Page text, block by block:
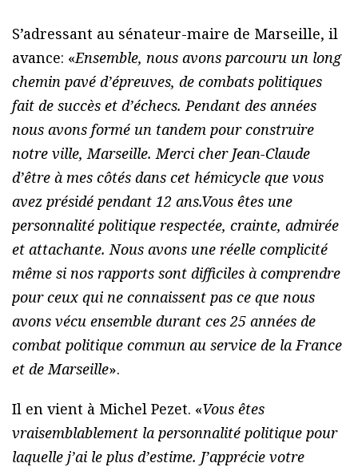
S’adressant au sénateur-maire de Marseille, il
avance: «Ensemble, nous avons parcouru un long
chemin pavé d’épreuves, de combats politiques
fait de succès et d’échecs. Pendant des années
nous avons formé un tandem pour construire
notre ville, Marseille. Merci cher Jean-Claude
d’être à mes côtés dans cet hémicycle que vous
avez présidé pendant 12 ans.Vous êtes une
personnalité politique respectée, crainte, admirée
et attachante. Nous avons une réelle complicité
même si nos rapports sont difficiles à comprendre
pour ceux qui ne connaissent pas ce que nous
avons vécu ensemble durant ces 25 années de
combat politique commun au service de la France
et de Marseille».
Il en vient à Michel Pezet. «Vous êtes
vraisemblablement la personnalité politique pour
laquelle j’ai le plus d’estime. J’apprécie votre